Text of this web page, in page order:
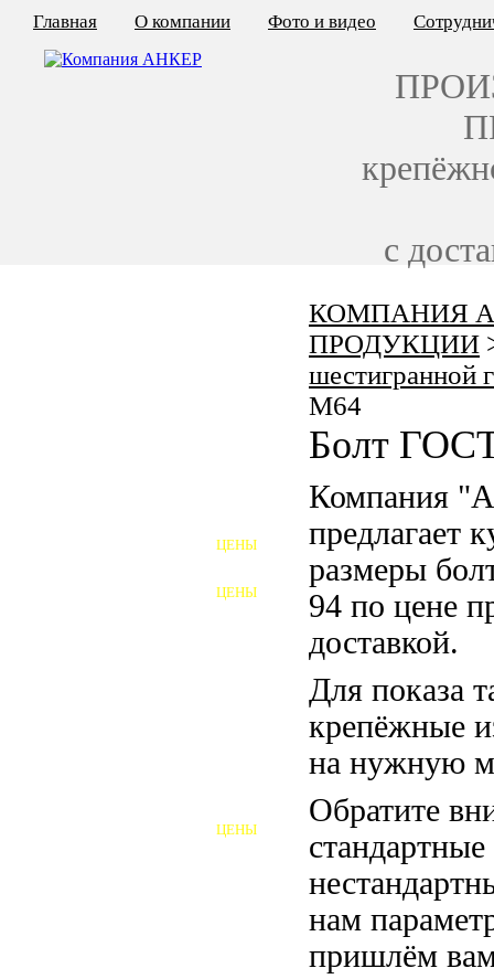
КОМПАНИЯ
ПРОДУКЦИИ
шестигранной
M64
Болт
Компания
предлагает
размеры
94 по цене
доставкой.
Для показа
крепёжные
на нужную
Обратите
нам
пришлём
ЦЕНЫ
ЦЕНЫ
ШАЙБЫ ФУНДАМЕНТНЫЕ
ЦЕНЫ
Главная О компании Фото и видео
с